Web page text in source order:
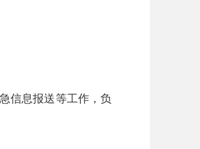
信息报送等工作，负